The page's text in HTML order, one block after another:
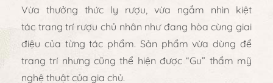
Vừa thưởng thức ly rượu, vừa ngắm nhìn kiệt
tác trang trí rượu chủ nhân như đang hòa cùng giai
điệu của từng tác phẩm. Sản phẩm vừa dùng để
trang trí nhưng cũng thể hiện được “Gu” thẩm mỹ
nghệ thuật của gia chủ.